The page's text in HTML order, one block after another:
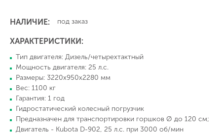
НАЛИЧИЕ: под заказ
ХАРАКТЕРИСТИКИ:
Тип двигателя: Дизель/четырехтактный
Мощность двигателя: 25 л.с.
Размеры: 3220х950х2280 мм
Вес: 1100 кг
Гарантия: 1 год
Гидростатический колесный погрузчик
Предназначен для транспортировки горшков Ø до 120 см;
Двигатель - Kubota D-902, 25 л.с. при 3000 об/мин